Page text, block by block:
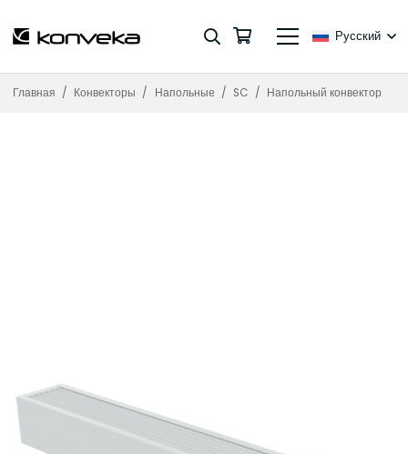
Русский
Главная / Конвекторы / Напольные / SC / Напольный конвектор